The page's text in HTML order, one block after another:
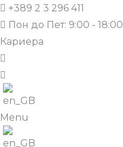
+389 2 3 296 411
Пон до Пет: 9:00 - 18:00
Кариера
Menu